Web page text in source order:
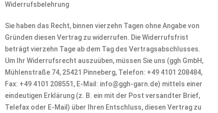
Widerrufsbelehrung
Sie haben das Recht, binnen vierzehn Tagen ohne Angabe von
Gründen diesen Vertrag zu widerrufen. Die Widerrufsfrist
beträgt vierzehn Tage ab dem Tag des Vertragsabschlusses.
Um Ihr Widerrufsrecht auszuüben, müssen Sie uns (ggh GmbH,
Mühlenstraße 74, 25421 Pinneberg, Telefon: +49 4101 208484,
Fax: +49 4101 208551, E-Mail: info@ggh-garn.de) mittels einer
eindeutigen Erklärung (z. B. ein mit der Post versandter Brief,
Telefax oder E-Mail) über Ihren Entschluss, diesen Vertrag zu